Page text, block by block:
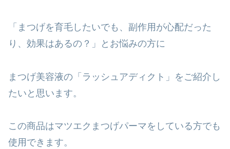
「まつげを育毛したいでも、副作用が心配だった
り、効果はあるの？」とお悩みの方に
まつげ美容液の「ラッシュアディクト」をご紹介し
たいと思います。
この商品はマツエクまつげパーマをしている方でも
使用できます。